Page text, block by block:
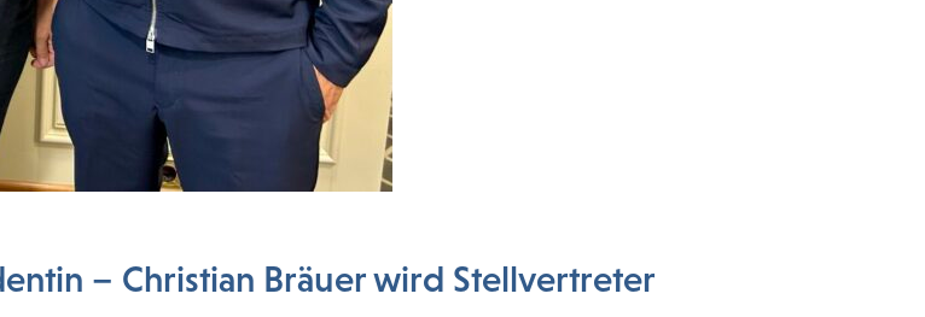
– Christian Bräuer wird Stellvertreter